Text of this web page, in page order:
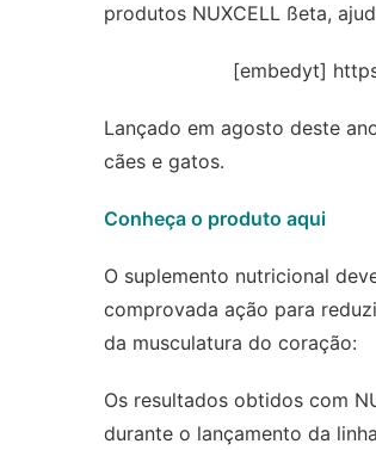
produtos NUXCELL ßeta,
[embedyt]
Lançado em agosto deste
cães e gatos.
Conheça o produto aqui
O suplemento nutricional
comprovada ação para
da musculatura do coração:
Os resultados obtidos com
durante o lançamento da